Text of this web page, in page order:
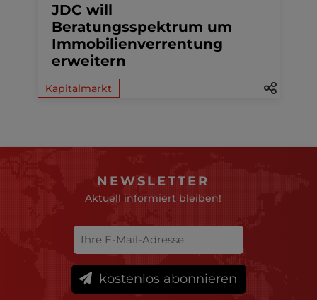
JDC will
Beratungsspektrum um
Immobilienverrentung
erweitern
Kapitalmarkt
NEWSLETTER
Aktuell informiert bleiben!
kostenlos abonnieren